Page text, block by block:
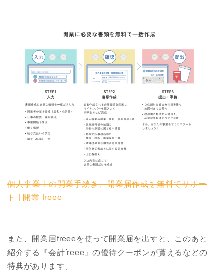
個人事業主の開業手続き、開業届作成を無料でサポー
ト | 開業 freee
また、開業届freeeを使って開業届を出すと、このあと
紹介する『会計freee』の優待クーポンが貰えるなどの
特典があります。